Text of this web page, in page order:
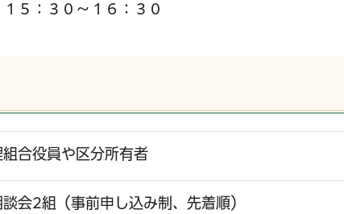
５：３０～１６：３０
合役員や区分所有者
会2組（事前申し込み制、先着順）